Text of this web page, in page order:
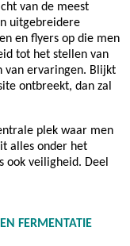
van de meest
uitgebreidere
en flyers op die men
tot het stellen van
van ervaringen. Blijkt
ontbreekt, dan zal
plek waar men
alles onder het
ook veiligheid. Deel
FERMENTATIE